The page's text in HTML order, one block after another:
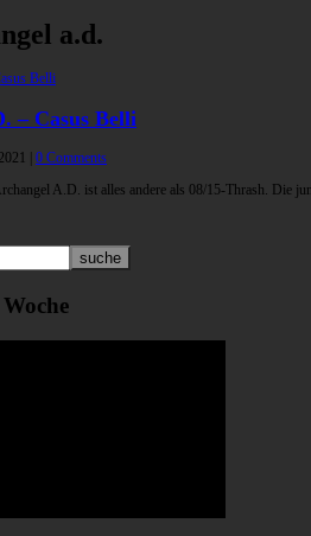
a.d.
– Casus Belli
0 Comments
A.D. ist alles andere als 08/15-Thrash. Die